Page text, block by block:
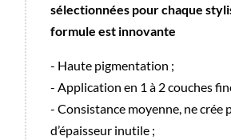
sélectionnées pour chaque
formule est innovante
- Haute pigmentation ;
- Application en 1 à 2 couches
- Consistance moyenne, ne crée
d’épaisseur inutile ;